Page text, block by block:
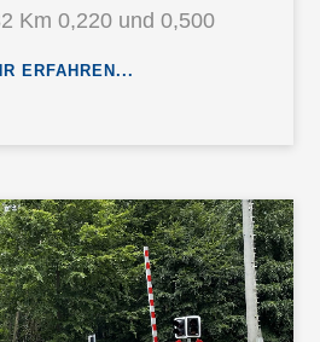
Km 0,220 und 0,500
ERFAHREN...